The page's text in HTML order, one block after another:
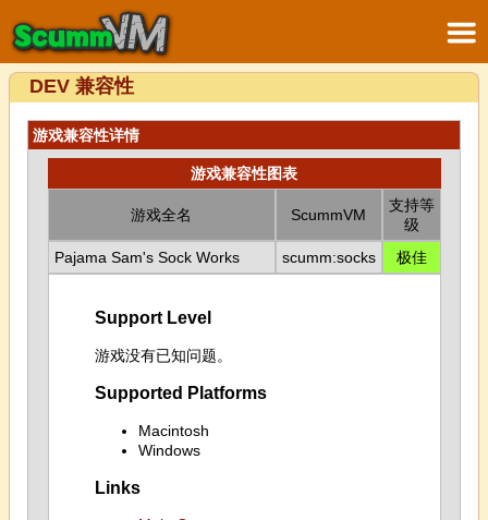
DEV 兼容性
游戏兼容性详情
游戏兼容性图表
游戏全名 ScummVM
支持等
级
Pajama Sam's Sock Works
scumm:socks 极佳
Support Level
游戏没有已知问题。
Supported Platforms
Macintosh
Windows
Links